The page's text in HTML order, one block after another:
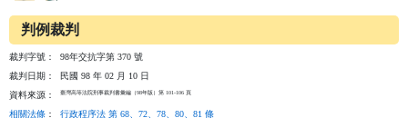
判例裁判
裁判字號：
98年交抗字第 370 號
裁判日期：
民國 98 年 02 月 10 日
資料來源：
臺灣高等法院刑事裁判書彙編（98年版）第 101-106 頁
相關法條 ：
行政程序法 第 68、72、78、80、81 條